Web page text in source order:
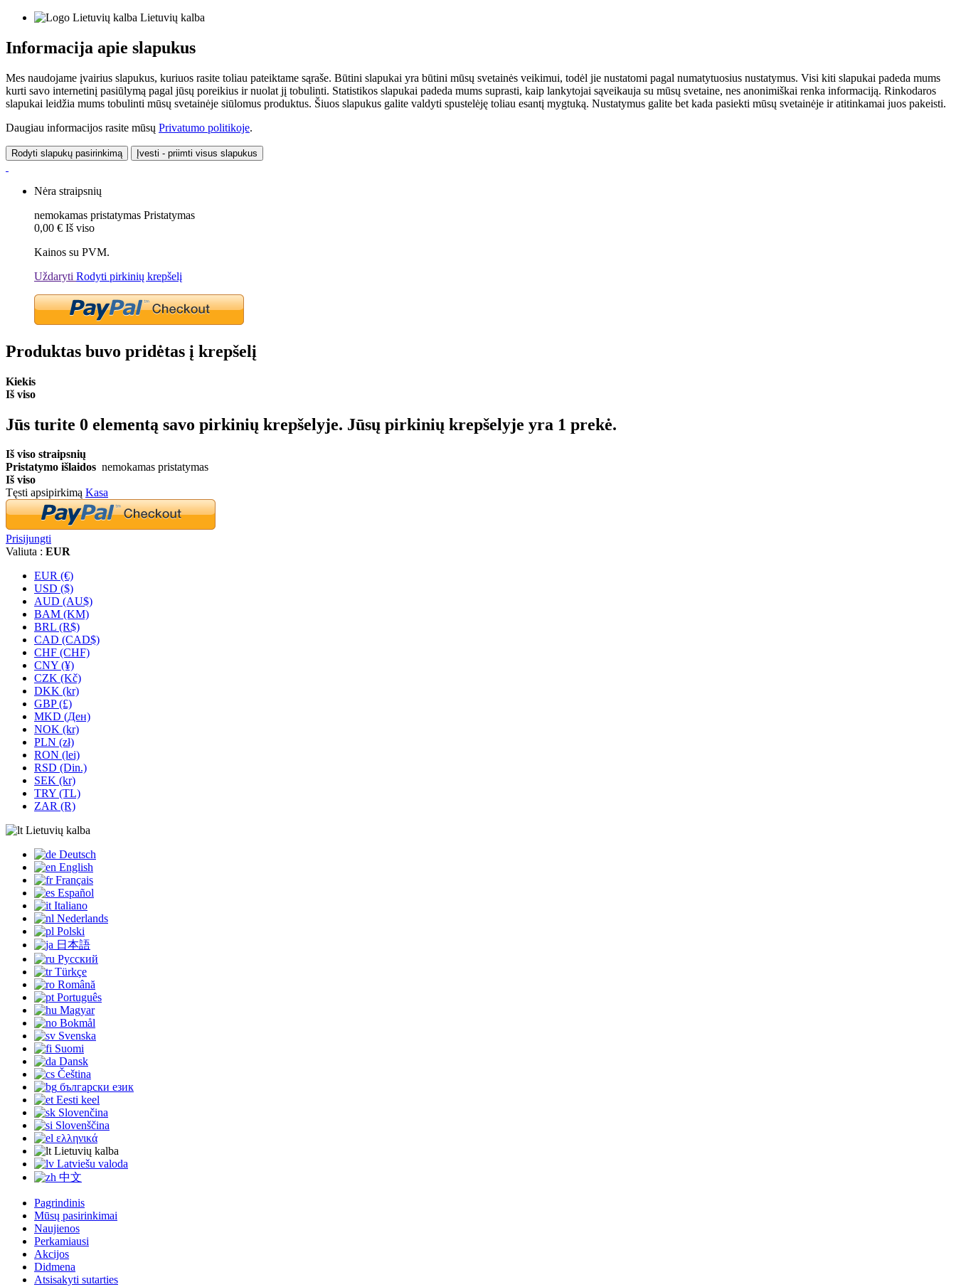
Lietuvių kalba
Informacija apie slapukus
Mes naudojame įvairius slapukus, kuriuos rasite toliau pateiktame sąraše. Būtini slapukai yra būtini mūsų svetainės veikimui, todėl jie nustatomi pagal numatytuosius nustatymus. Visi kiti slapukai padeda mums
kurti savo internetinį pasiūlymą pagal jūsų poreikius ir nuolat jį tobulinti. Statistikos slapukai padeda mums suprasti, kaip lankytojai sąveikauja su mūsų svetaine, nes anonimiškai renka informaciją. Rinkodaros
slapukai leidžia mums tobulinti mūsų svetainėje siūlomus produktus. Šiuos slapukus galite valdyti spustelėję toliau esantį mygtuką. Nustatymus galite bet kada pasiekti mūsų svetainėje ir atitinkamai juos pakeisti.
Daugiau informacijos rasite mūsų Privatumo politikoje.
Rodyti slapukų pasirinkimą Įvesti - priimti visus slapukus
Nėra straipsnių
nemokamas pristatymas Pristatymas
0,00 € Iš viso
Kainos su PVM.
Uždaryti Rodyti pirkinių krepšelį
Produktas buvo pridėtas į krepšelį
Kiekis
Iš viso
Jūs turite 0 elementą savo pirkinių krepšelyje. Jūsų pirkinių krepšelyje yra 1 prekė.
Iš viso straipsnių
Pristatymo išlaidos nemokamas pristatymas
Iš viso
Tęsti apsipirkimą Kasa
Prisijungti
Valiuta : EUR
EUR (€)
USD ($)
AUD (AU$)
BAM (KM)
BRL (R$)
CAD (CAD$)
CHF (CHF)
CNY (¥)
CZK (Kč)
DKK (kr)
GBP (£)
MKD (Ден)
NOK (kr)
PLN (zł)
RON (lei)
RSD (Din.)
SEK (kr)
TRY (TL)
ZAR (R)
Lietuvių kalba
Deutsch
English
Français
Español
Italiano
Nederlands
Polski
日本語
Русский
Türkçe
Română
Português
Magyar
Bokmål
Svenska
Suomi
Dansk
Čeština
български език
Eesti keel
Slovenčina
Slovenščina
ελληνικά
Lietuvių kalba
Latviešu valoda
中文
Pagrindinis
Mūsų pasirinkimai
Naujienos
Perkamiausi
Akcijos
Didmena
Atsisakyti sutarties